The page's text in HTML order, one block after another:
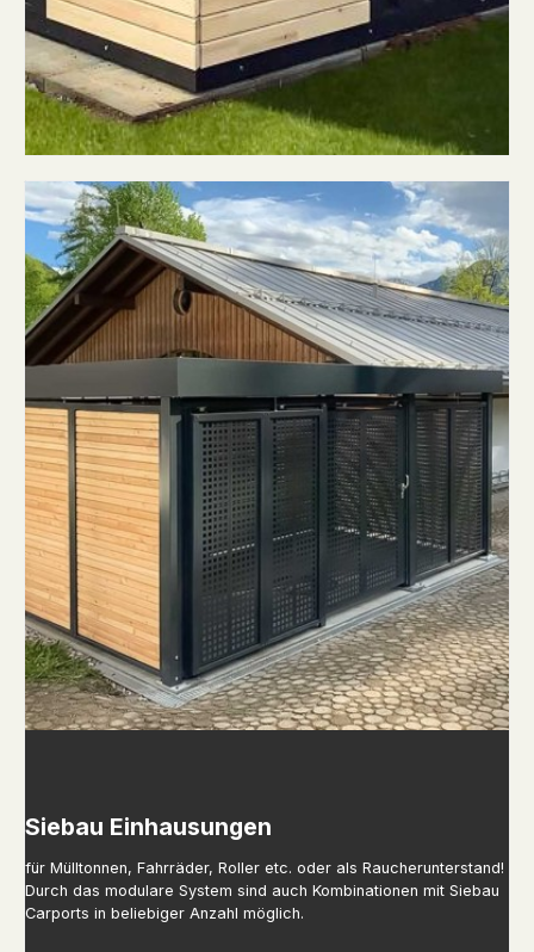
Siebau Einhausungen
für Mülltonnen, Fahrräder, Roller etc. oder als Raucherunterstand!
Durch das modulare System sind auch Kombinationen mit Siebau
Carports in beliebiger Anzahl möglich.